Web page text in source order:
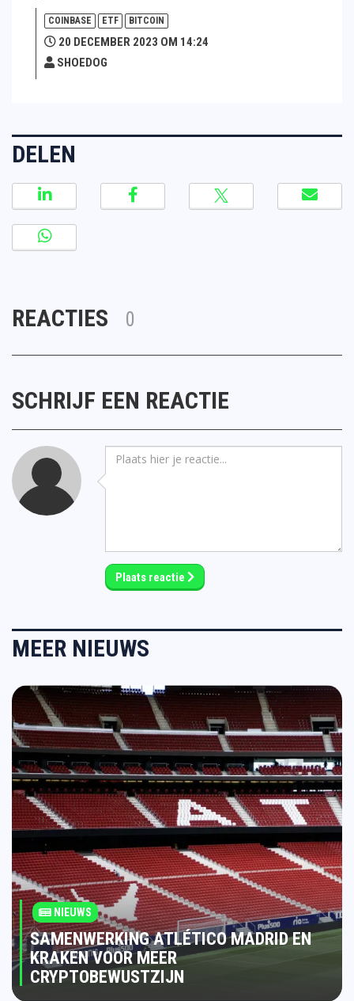
COINBASE ETF BITCOIN
20 DECEMBER 2023 OM 14:24
SHOEDOG
DELEN
REACTIES 0
SCHRIJF EEN REACTIE
Plaats reactie
MEER NIEUWS
NIEUWS
SAMENWERKING ATLÉTICO MADRID EN
KRAKEN VOOR MEER
CRYPTOBEWUSTZIJN